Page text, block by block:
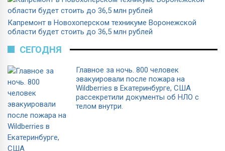
Капремонт в Новохоперском техникуме Воронежской
области будет стоить до 36,5 млн рублей
СЕГОДНЯ
Главное за ночь. 800 человек
эвакуировали после пожара на
Wildberries в Екатеринбурге, США
рассекретили документы об НЛО с
телом внутри.